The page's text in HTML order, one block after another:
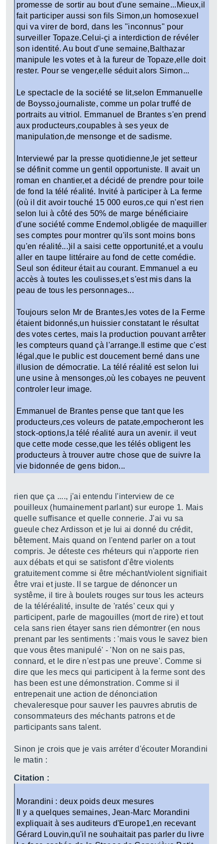
promesse de sortir au bout d'une semaine...Mieux,il
fait participer aussi son fils Simon,un homosexuel
qui va virer de bord, dans les "inconnus" pour
surveiller Topaze.Celui-çi a interdiction de révéler
son identité. Au bout d'une semaine,Balthazar
manipule les votes et à la fureur de Topaze,elle doit
rester. Pour se venger,elle séduit alors Simon...
Le spectacle de la société se lit,selon Emmanuelle
de Boysso,journaliste, comme un polar truffé de
portraits au vitriol. Emmanuel de Brantes s'en prend
aux producteurs,coupables à ses yeux de
manipulation,de mensonge et de sadisme.
Interviewé par la presse quotidienne,le jet setteur
se définit comme un gentil opportuniste. Il avait un
roman en chantier,et a décidé de prendre pour toile
de fond la télé réalité. Invité à participer à La ferme
(où il dit avoir touché 15 000 euros,ce qui n'est rien
selon lui à côté des 50% de marge bénéficiaire
d'une société comme Endemol,obligée de maquiller
ses comptes pour montrer qu'ils sont moins bons
qu'en réalité...)il a saisi cette opportunité,et a voulu
aller en taupe littéraire au fond de cette comédie.
Seul son éditeur était au courant. Emmanuel a eu
accès à toutes les coulisses,et s'est mis dans la
peau de tous les personnages...
Toujours selon Mr de Brantes,les votes de la Ferme
étaient bidonnés,un huissier constatant le résultat
des votes certes, mais la production pouvant arrêter
les compteurs quand çà l'arrange.Il estime que c'est
légal,que le public est doucement berné dans une
illusion de démocratie. La télé réalité est selon lui
une usine à mensonges,où les cobayes ne peuvent
controler leur image.
Emmanuel de Brantes pense que tant que les
producteurs,ces voleurs de patate,empocheront les
stock-options,la télé réalité aura un avenir. il veut
que cette mode cesse,que les télés obligent les
producteurs à trouver autre chose que de suivre la
vie bidonnée de gens bidon...
rien que ça ...., j'ai entendu l'interview de ce
pouilleux (humainement parlant) sur europe 1. Mais
quelle suffisance et quelle connerie. J'ai vu sa
gueule chez Ardisson et je lui ai donné du crédit,
bêtement. Mais quand on l'entend parler on a tout
compris. Je déteste ces rhéteurs qui n'apporte rien
aux débats et qui se satisfont d'être violents
gratuitement comme si être méchant/violent signifiait
être vrai et juste. Il se targue de dénoncer un
systême, il tire à boulets rouges sur tous les acteurs
de la téléréalité, insulte de 'ratés' ceux qui y
participent, parle de magouilles (mort de rire) et tout
cela sans rien étayer sans rien démontrer (en nous
prenant par les sentiments : 'mais vous le savez bien
que vous êtes manipulé' - 'Non on ne sais pas,
connard, et le dire n'est pas une preuve'. Comme si
dire que les mecs qui participent à la ferme sont des
has been est une démonstration. Comme si il
entrepenait une action de dénonciation
chevaleresque pour sauver les pauvres abrutis de
consommateurs des méchants patrons et de
participants sans talent.
Sinon je crois que je vais arréter d'écouter Morandini
le matin :
Citation :
Morandini : deux poids deux mesures
Il y a quelques semaines, Jean-Marc Morandini
expliquait à ses auditeurs d'Europe1,en recevant
Gérard Louvin,qu'il ne souhaitait pas parler du livre